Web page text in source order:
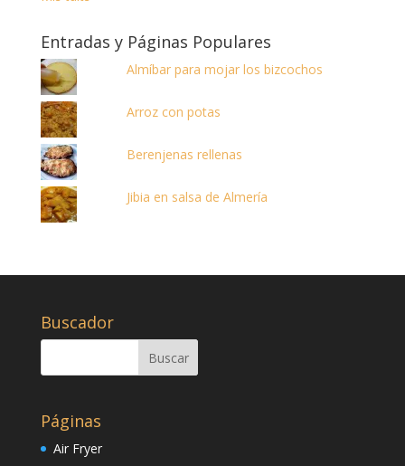
Entradas y Páginas Populares
Almíbar para mojar los bizcochos
Arroz con potas
Berenjenas rellenas
Jibia en salsa de Almería
Buscador
Páginas
Air Fryer